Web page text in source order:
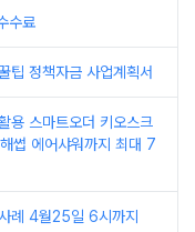
수료
팁 정책자금 사업계획서
용 스마트오더 키오스크
썹 에어샤워까지 최대 7
례 4월25일 6시까지